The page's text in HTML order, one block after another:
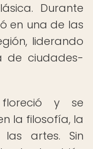
Durante
en una de las
liderando
de ciudades-
floreció y se
la filosofía, la
artes. Sin